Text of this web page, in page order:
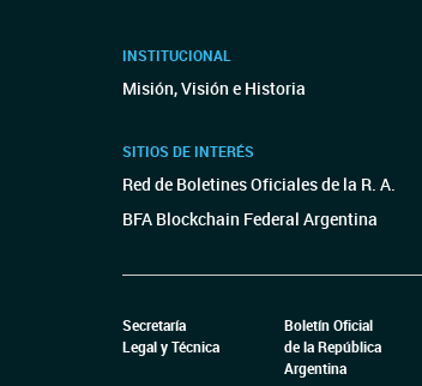
INSTITUCIONAL
Misión, Visión e Historia
SITIOS DE INTERÉS
Red de Boletines Oficiales de la R. A.
BFA Blockchain Federal Argentina
Secretaría
Legal y Técnica
Boletín Oficial
de la República
Argentina